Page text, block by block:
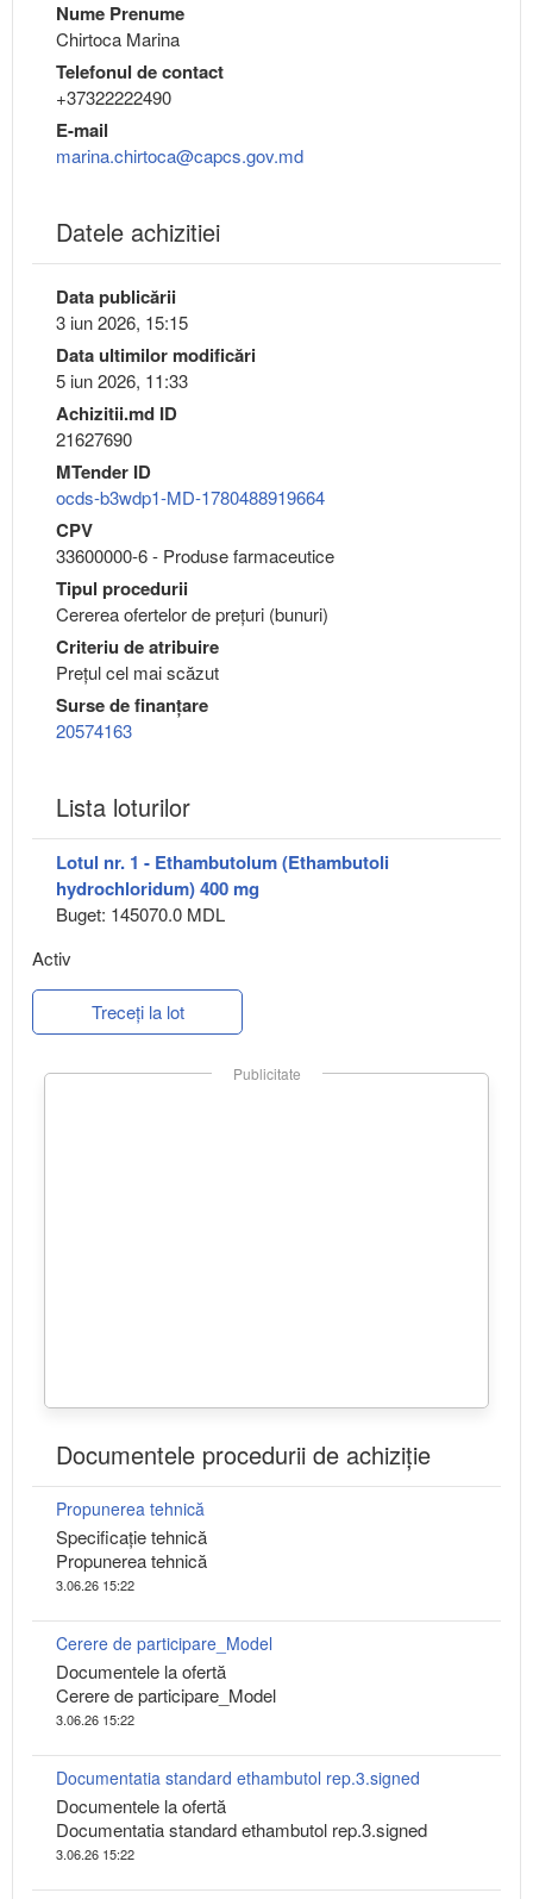
Nume Prenume
Chirtoca Marina
Telefonul de contact
+37322222490
E-mail
marina.chirtoca@capcs.gov.md
Datele achizitiei
Data publicării
3 iun 2026, 15:15
Data ultimilor modificări
5 iun 2026, 11:33
Achizitii.md ID
21627690
MTender ID
ocds-b3wdp1-MD-1780488919664
CPV
33600000-6 - Produse farmaceutice
Tipul procedurii
Cererea ofertelor de prețuri (bunuri)
Criteriu de atribuire
Preţul cel mai scăzut
Surse de finanțare
20574163
Lista loturilor
Lotul nr. 1 - Ethambutolum (Ethambutoli
hydrochloridum) 400 mg
Buget: 145070.0 MDL
Activ
Treceți la lot
Publicitate
Documentele procedurii de achiziție
Propunerea tehnică
Specificaţie tehnică
Propunerea tehnică
3.06.26 15:22
Cerere de participare_Model
Documentele la ofertă
Cerere de participare_Model
3.06.26 15:22
Documentatia standard ethambutol rep.3.signed
Documentele la ofertă
Documentatia standard ethambutol rep.3.signed
3.06.26 15:22